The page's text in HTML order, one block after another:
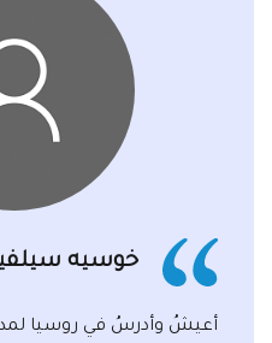
خوسيه سيلفيو
أعيشُ وأدرسُ في روسيا